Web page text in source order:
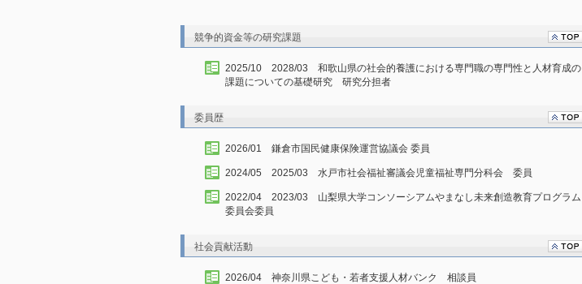
競争的資金等の研究課題
2025/10 2028/03 和歌山県の社会的養護における専門職の専門性と人材育成の
課題についての基礎研究 研究分担者
委員歴
2026/01 鎌倉市国民健康保険運営協議会 委員
2024/05 2025/03 水戸市社会福祉審議会児童福祉専門分科会 委員
2022/04 2023/03 山梨県大学コンソーシアムやまなし未来創造教育プログラム
委員会委員
社会貢献活動
2026/04 神奈川県こども・若者支援人材バンク 相談員